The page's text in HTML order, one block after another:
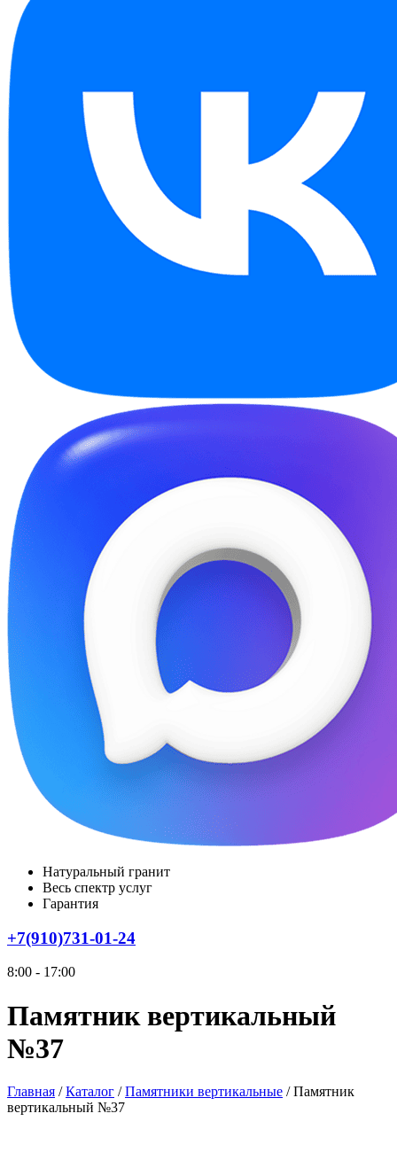
Натуральный гранит
Весь спектр услуг
Гарантия
+7(910)731-01-24
8:00 - 17:00
Памятник вертикальный
№37
Главная /Каталог /Памятники вертикальные /Памятник
вертикальный №37